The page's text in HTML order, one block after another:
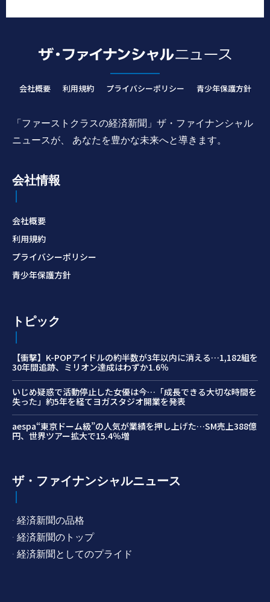
会社概要 利用規約 プライバシーポリシー 青少年保護方針
「ファーストクラスの経済新聞」ザ・ファイナンシャル
ニュースが、 あなたを豊かな未来へと導きます。
会社情報
会社概要
利用規約
プライバシーポリシー
青少年保護方針
トピック
【衝撃】K-POPアイドルの約半数が3年以内に消える…1,182組を
30年間追跡、ミリオン達成はわずか1.6％
いじめ疑惑で活動停止した女優は今…「成長できる大切な時間を
失った」約5年を経てヨガスタジオ開業を発表
aespa“東京ドーム級”の人気が業績を押し上げた…SM売上388億
円、世界ツアー拡大で15.4％増
ザ・ファイナンシャルニュース
· 経済新聞の品格
· 経済新聞のトップ
· 経済新聞としてのプライド